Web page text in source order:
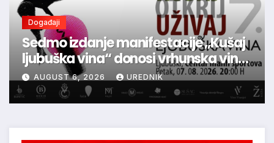
Događaji
Sedmo izdanje manifestacije „Kušaj
ljubuška vina“ donosi vrhunska vina,
gastronomiju i glazbu
AUGUST 6, 2026 UREDNIK